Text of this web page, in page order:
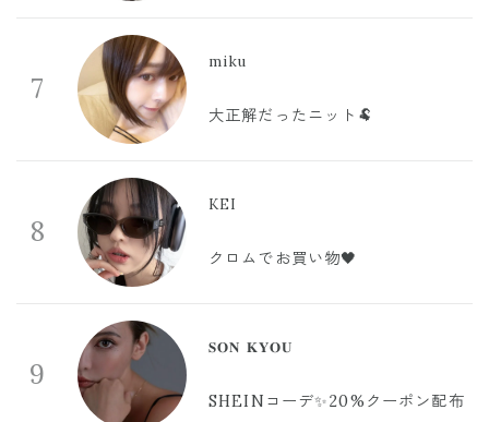
7
miku
大正解だったニット🐏
8
KEI
クロムでお買い物🖤
9
𝐒𝐎𝐍 𝐊𝐘𝐎𝐔
SHEINコーデ✨20%クーポン配布